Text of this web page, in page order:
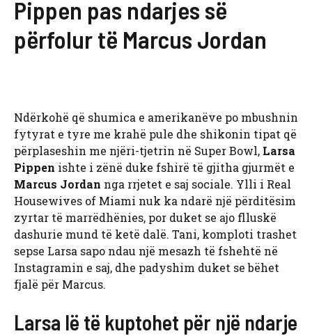
Pippen pas ndarjes së
përfolur të Marcus Jordan
Ndërkohë që shumica e amerikanëve po mbushnin
fytyrat e tyre me krahë pule dhe shikonin tipat që
përplaseshin me njëri-tjetrin në Super Bowl, Larsa
Pippen ishte i zënë duke fshirë të gjitha gjurmët e
Marcus Jordan nga rrjetet e saj sociale. Ylli i Real
Housewives of Miami nuk ka ndarë një përditësim
zyrtar të marrëdhënies, por duket se ajo flluskë
dashurie mund të ketë dalë. Tani, komploti trashet
sepse Larsa sapo ndau një mesazh të fshehtë në
Instagramin e saj, dhe padyshim duket se bëhet
fjalë për Marcus.
Larsa lë të kuptohet për një ndarje